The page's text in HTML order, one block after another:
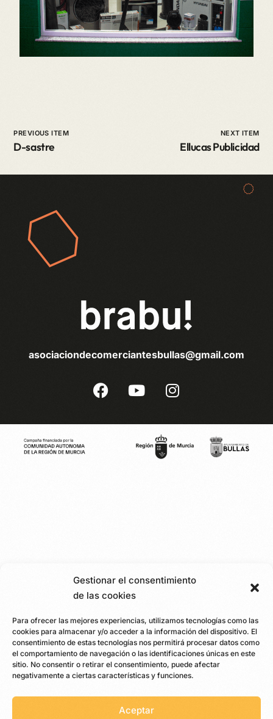
Gestionar el consentimiento
de las cookies
Para ofrecer las mejores experiencias, utilizamos tecnologías como las
cookies para almacenar y/o acceder a la información del dispositivo. El
consentimiento de estas tecnologías nos permitirá procesar datos como
el comportamiento de navegación o las identificaciones únicas en este
sitio. No consentir o retirar el consentimiento, puede afectar
negativamente a ciertas características y funciones.
Aceptar
PREVIOUS ITEM
D-sastre
NEXT ITEM
Ellucas Publicidad
asociaciondecomerciantesbullas@gmail.com